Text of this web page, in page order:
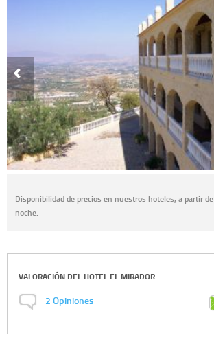
Disponibilidad de precios en nuestros hoteles, a partir de
noche.
VALORACIÓN DEL HOTEL EL MIRADOR
2Opiniones